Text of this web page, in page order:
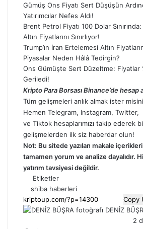
Gümüş Ons Fiyatı Sert Düşüşün
Yatırımcılar Nefes Aldı!
Brent Petrol Fiyatı 100 Dolar
Altın Fiyatlarını Sınırlıyor!
Trump’ın İran Ertelemesi Altın
Piyasalar Neden Hâlâ Tedirgin?
Ons Gümüşte Sert Düzeltme: Fiyatlar
Geriledi!
Kripto Para Borsası Binance’de hesap
Tüm gelişmeleri anlık almak ister
Hemen Telegram, Instagram, Twitter,
ve Tiktok hesaplarımızı takip ederek
gelişmelerden ilk siz haberdar olun!
Not: Bu sitede yazılan makale içerikleri
tamamen yorum ve analize dayalıdır.
yatırım tavsiyesi değildir.
Etiketler
shiba haberleri
Copy
DENİZ
2